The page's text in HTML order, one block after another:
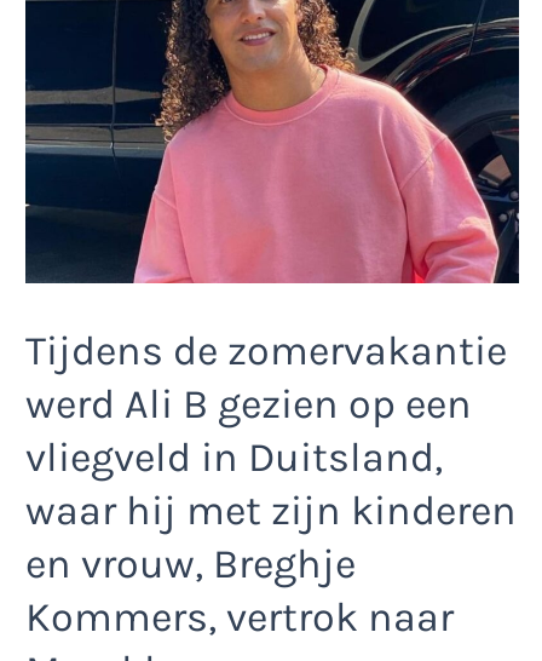
Tijdens de zomervakantie
werd Ali B gezien op een
vliegveld in Duitsland,
waar hij met zijn kinderen
en vrouw, Breghje
Kommers, vertrok naar